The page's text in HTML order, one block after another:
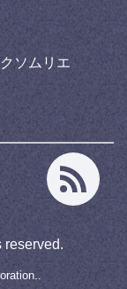
ソムリエ
reserved.